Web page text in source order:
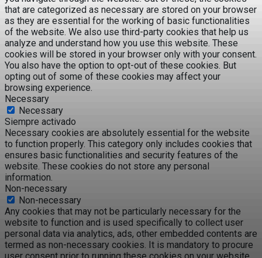
that are categorized as necessary are stored on your browser
as they are essential for the working of basic functionalities
of the website. We also use third-party cookies that help us
analyze and understand how you use this website. These
cookies will be stored in your browser only with your consent.
You also have the option to opt-out of these cookies. But
opting out of some of these cookies may affect your
browsing experience.
Necessary
Necessary
Siempre activado
Necessary cookies are absolutely essential for the website
to function properly. This category only includes cookies that
ensures basic functionalities and security features of the
website. These cookies do not store any personal
information.
Non-necessary
Non-necessary
Any cookies that may not be particularly necessary for the
website to function and is used specifically to collect user
personal data via analytics, ads, other embedded contents are
termed as non-necessary cookies. It is mandatory to procure
user consent prior to running these cookies on your website.